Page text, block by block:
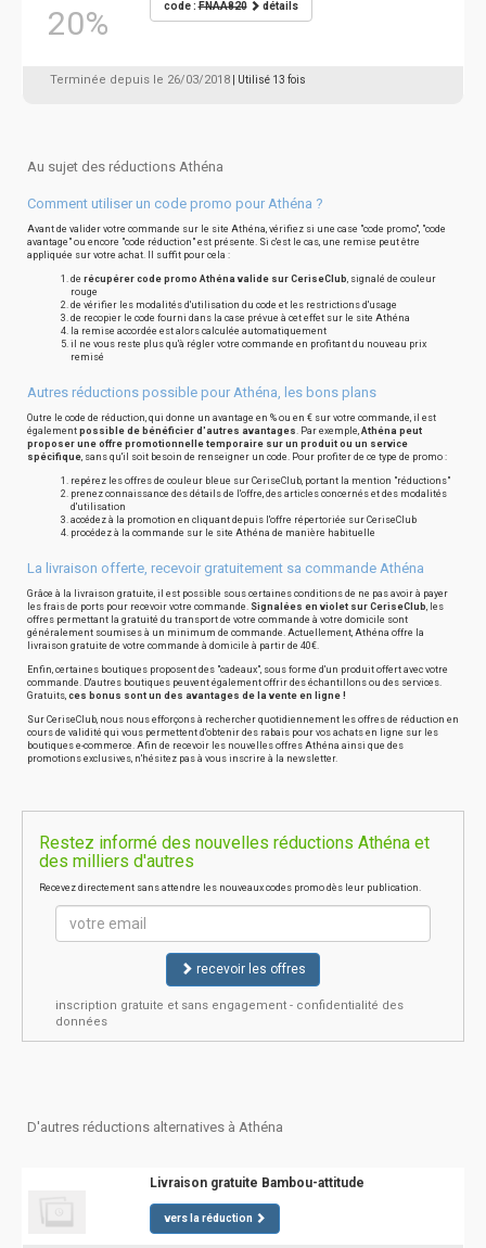
20% code :FNAA820 détails
Terminée depuis le 26/03/2018 | Utilisé 13 fois
Au sujet des réductions Athéna
Comment utiliser un code promo pour Athéna ?
Avant de valider votre commande sur le site Athéna, vérifiez si une case "code promo", "code
avantage" ou encore "code réduction" est présente. Si c'est le cas, une remise peut être
appliquée sur votre achat. Il suffit pour cela :
de récupérer code promo Athéna valide sur CeriseClub, signalé de couleur
rouge
de vérifier les modalités d'utilisation du code et les restrictions d'usage
de recopier le code fourni dans la case prévue à cet effet sur le site Athéna
la remise accordée est alors calculée automatiquement
il ne vous reste plus qu'à régler votre commande en profitant du nouveau prix
remisé
Autres réductions possible pour Athéna, les bons plans
Outre le code de réduction, qui donne un avantage en % ou en € sur votre commande, il est
également possible de bénéficier d'autres avantages. Par exemple, Athéna peut
proposer une offre promotionnelle temporaire sur un produit ou un service
spécifique, sans qu'il soit besoin de renseigner un code. Pour profiter de ce type de promo :
repérez les offres de couleur bleue sur CeriseClub, portant la mention "réductions"
prenez connaissance des détails de l'offre, des articles concernés et des modalités
d'utilisation
accédez à la promotion en cliquant depuis l'offre répertoriée sur CeriseClub
procédez à la commande sur le site Athéna de manière habituelle
La livraison offerte, recevoir gratuitement sa commande Athéna
Grâce à la livraison gratuite, il est possible sous certaines conditions de ne pas avoir à payer
les frais de ports pour recevoir votre commande. Signalées en violet sur CeriseClub, les
offres permettant la gratuité du transport de votre commande à votre domicile sont
généralement soumises à un minimum de commande. Actuellement, Athéna offre la
livraison gratuite de votre commande à domicile à partir de 40€.
Enfin, certaines boutiques proposent des "cadeaux", sous forme d'un produit offert avec votre
commande. D'autres boutiques peuvent également offrir des échantillons ou des services.
Gratuits, ces bonus sont un des avantages de la vente en ligne !
Sur CeriseClub, nous nous efforçons à rechercher quotidiennement les offres de réduction en
cours de validité qui vous permettent d'obtenir des rabais pour vos achats en ligne sur les
boutiques e-commerce. Afin de recevoir les nouvelles offres Athéna ainsi que des
promotions exclusives, n'hésitez pas à vous inscrire à la newsletter.
Restez informé des nouvelles réductions Athéna et
des milliers d'autres
Recevez directement sans attendre les nouveaux codes promo dès leur publication.
recevoir les offres
inscription gratuite et sans engagement - confidentialité des
données
D'autres réductions alternatives à Athéna
Livraison gratuite Bambou-attitude
vers la réduction